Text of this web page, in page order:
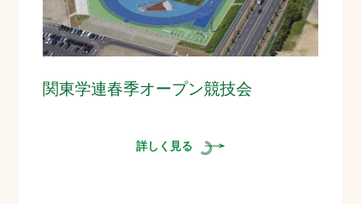
関東学連春季オープン競技会
詳しく見る